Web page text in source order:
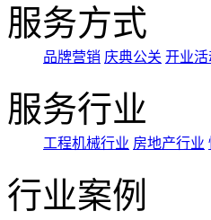
服务方式
品牌营销 庆典公关 开业活
服务行业
工程机械行业 房地产行业
行业案例